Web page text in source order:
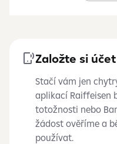
Založte si
Stačí vám jen
aplikací Raiffeisen
totožnosti nebo
žádost ověříme a
používat.